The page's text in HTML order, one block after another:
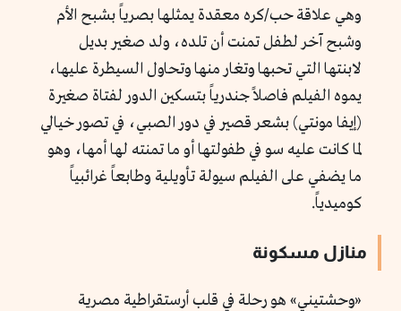
وهي علاقة حب/كره معقدة يمثلها بصرياً بشبح الأم
وشبح آخر لطفل تمنت أن تلده، ولد صغير بديل
لابنتها التي تحبها وتغار منها وتحاول السيطرة عليها،
يموه الفيلم فاصلاً جندرياً بتسكين الدور لفتاة صغيرة
(إيفا مونتي) بشعر قصير في دور الصبي، في تصور خيالي
لما كانت عليه سو في طفولتها أو ما تمنته لها أمها، وهو
ما يضفي على الفيلم سيولة تأويلية وطابعاً غرائبياً
كوميدياً.
منازل مسكونة
«وحشتيني» هو رحلة في قلب أرستقراطية مصرية